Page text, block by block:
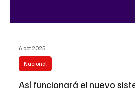
6 oct 2025